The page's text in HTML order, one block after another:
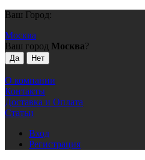
Ваш Город:
Москва
Ваш город Москва?
О компании
Контакты
Доставка и Оплата
Статьи
Вход
Регистрация